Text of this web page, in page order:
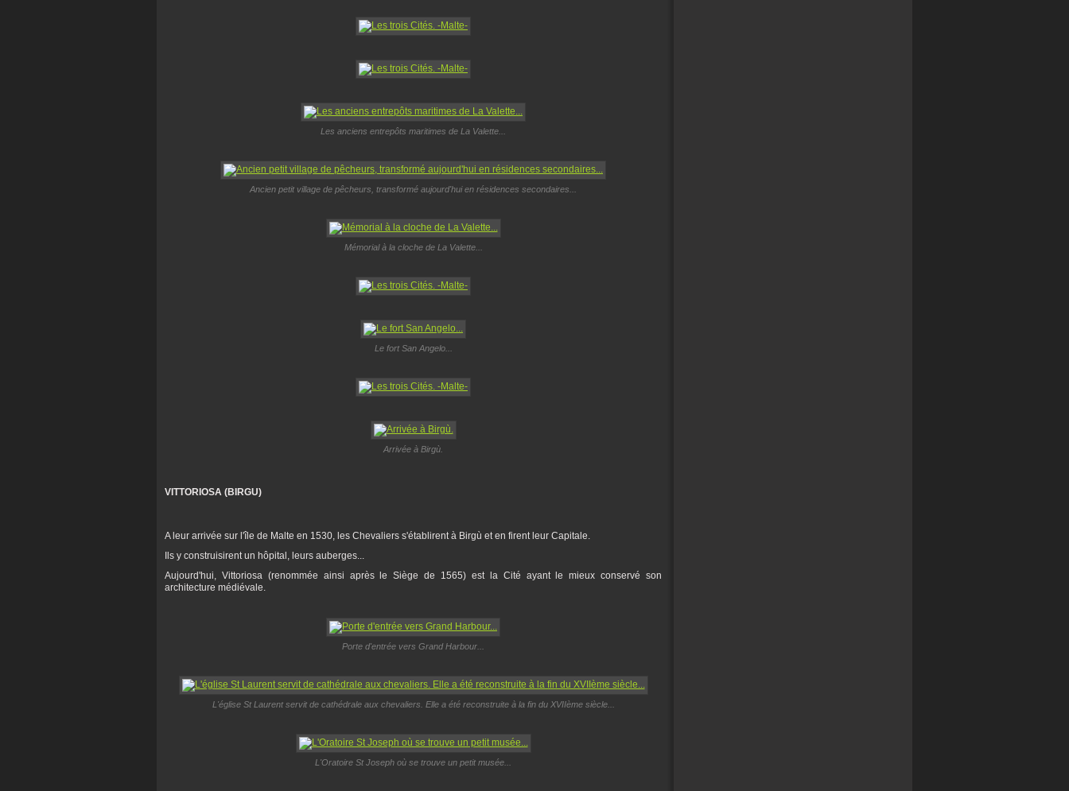
Les anciens entrepôts maritimes de La Valette...
Ancien petit village de pêcheurs, transformé aujourd'hui en résidences secondaires...
Mémorial à la cloche de La Valette...
Le fort San Angelo...
Arrivée à Birgù.
VITTORIOSA (BIRGU)
A leur arrivée sur l'île de Malte en 1530, les Chevaliers s'établirent à Birgù et en firent leur Capitale.
Ils y construisirent un hôpital, leurs auberges...
Aujourd'hui, Vittoriosa (renommée ainsi après le Siège de 1565) est la Cité ayant le mieux conservé son
architecture médiévale.
Porte d'entrée vers Grand Harbour...
L'église St Laurent servit de cathédrale aux chevaliers. Elle a été reconstruite à la fin du XVIIème siècle...
L'Oratoire St Joseph où se trouve un petit musée...